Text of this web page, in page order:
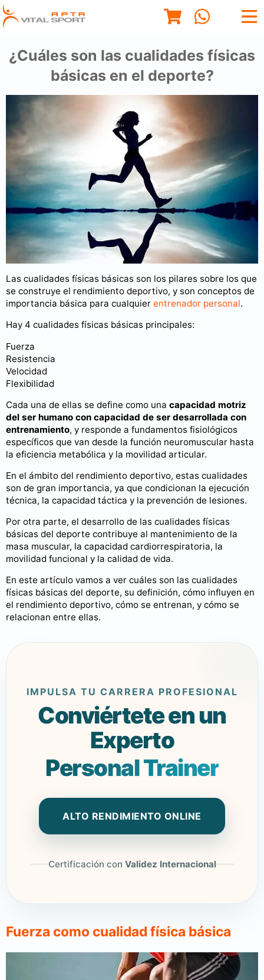
¿Cuáles son las cualidades físicas
básicas en el deporte?
Las cualidades físicas básicas son los pilares sobre los que
se construye el rendimiento deportivo, y son conceptos de
importancia básica para cualquier entrenador personal.
Hay 4 cualidades físicas básicas principales:
Fuerza
Resistencia
Velocidad
Flexibilidad
Cada una de ellas se define como una capacidad motriz
del ser humano con capacidad de ser desarrollada con
entrenamiento, y responde a fundamentos fisiológicos
específicos que van desde la función neuromuscular hasta
la eficiencia metabólica y la movilidad articular.
En el ámbito del rendimiento deportivo, estas cualidades
son de gran importancia, ya que condicionan la ejecución
técnica, la capacidad táctica y la prevención de lesiones.
Por otra parte, el desarrollo de las cualidades físicas
básicas del deporte contribuye al mantenimiento de la
masa muscular, la capacidad cardiorrespiratoria, la
movilidad funcional y la calidad de vida.
En este artículo vamos a ver cuáles son las cualidades
físicas básicas del deporte, su definición, cómo influyen en
el rendimiento deportivo, cómo se entrenan, y cómo se
relacionan entre ellas.
IMPULSA TU CARRERA PROFESIONAL
Conviértete en un
Experto
Personal Trainer
ALTO RENDIMIENTO ONLINE
Certificación con Validez Internacional
Fuerza como cualidad física básica